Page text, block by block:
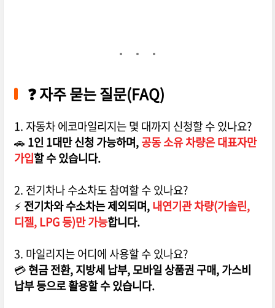
❓ 자주 묻는 질문(FAQ)
1. 자동차 에코마일리지는 몇 대까지 신청할 수 있나요?
🚗 1인 1대만 신청 가능하며,공동 소유 차량은 대표자만
가입할 수 있습니다.
2. 전기차나 수소차도 참여할 수 있나요?
⚡ 전기차와 수소차는 제외되며,내연기관 차량(가솔린,
디젤, LPG 등)만 가능합니다.
3. 마일리지는 어디에 사용할 수 있나요?
💳현금 전환, 지방세 납부, 모바일 상품권 구매, 가스비
납부 등으로 활용할 수 있습니다.